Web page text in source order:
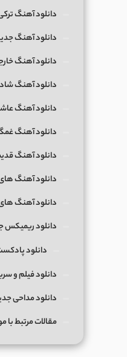
دانلود آهنگ
دانلود آهنگ
دانلود آهنگ
دانلود آهنگ شاد
دانلود آهنگ
دانلود آهنگ
دانلود آهنگ
دانلود آهنگ
دانلود آهنگ
دانلود ریمیکس
دانلود
دانلود فیلم و
دانلود مداحی جدید
مقالات مرتبط با